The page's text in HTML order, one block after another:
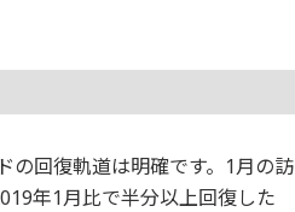
の回復軌道は明確です。1月の訪
年1月比で半分以上回復した